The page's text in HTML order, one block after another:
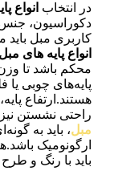
در انتخاب انواع
دکوراسیون،
کاربری مبل باید
انواع پایه های مبل
محکم باشد تا
پایه‌های چوبی
هستند.ارتفاع
راحتی نشستن نیز
مبل، باید به
ارگونومیک
باید با رنگ و